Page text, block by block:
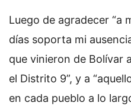
Luego de agradecer “a
días soporta mi
que vinieron de Bolívar
el Distrito 9”, y a
en cada pueblo a lo